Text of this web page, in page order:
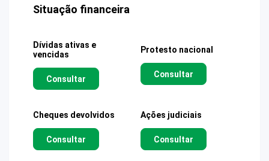
Situação financeira
Dívidas ativas e
vencidas
Consultar
Protesto nacional
Consultar
Cheques devolvidos
Consultar
Ações judiciais
Consultar